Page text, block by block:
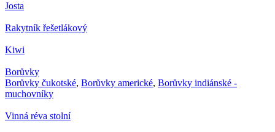
Josta
Rakytník řešetlákový
Kiwi
Borůvky
Borůvky čukotské, Borůvky americké, Borůvky indiánské -
muchovníky
Vinná réva stolní